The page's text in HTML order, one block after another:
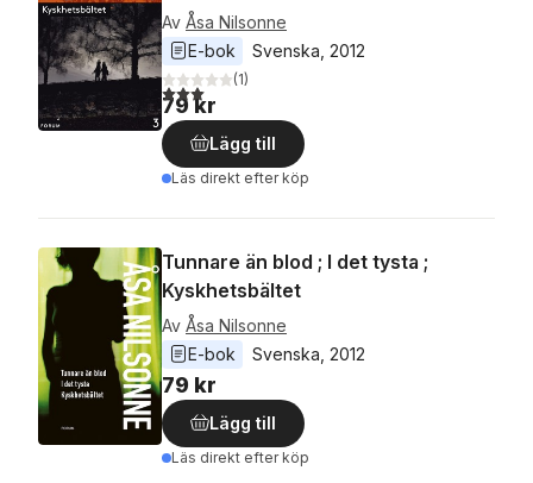
Av Åsa Nilsonne
E-bok
Svenska 2012
3,0utav 5 stjärnor. Totalt antal röster:
(1)
79 kr
Lägg till
Läs direkt efter köp
Tunnare än blod ; I det tysta ;
Kyskhetsbältet
Av Åsa Nilsonne
E-bok
Svenska 2012
79 kr
Lägg till
Läs direkt efter köp